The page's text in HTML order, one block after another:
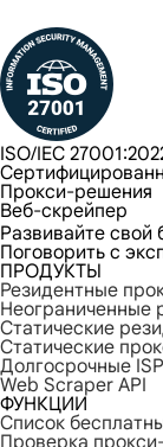
ISO/IEC
Прокси-решения
Веб-скрейпер
Развивайте свой
Поговорить с
ПРОДУКТЫ
Резидентные
Неограниченные
Статические
Статические
Долгосрочные
Web Scraper API
ФУНКЦИИ
Список
Проверка